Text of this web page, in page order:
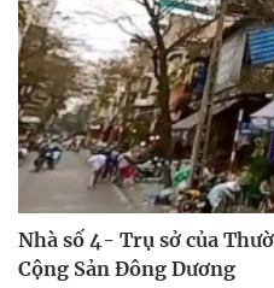
Nhà số 4- Trụ sở của
Cộng Sản Đông Dương